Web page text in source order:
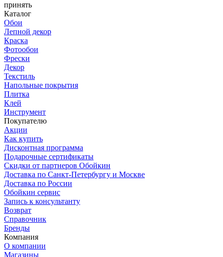
принять
Каталог
Обои
Лепной декор
Краска
Фотообои
Фрески
Декор
Текстиль
Напольные покрытия
Плитка
Клей
Инструмент
Покупателю
Акции
Как купить
Дисконтная программа
Подарочные сертификаты
Скидки от партнеров Обойкин
Доставка по Санкт-Петербургу и Москве
Доставка по России
Обойкин сервис
Запись к консультанту
Возврат
Справочник
Бренды
Компания
О компании
Магазины